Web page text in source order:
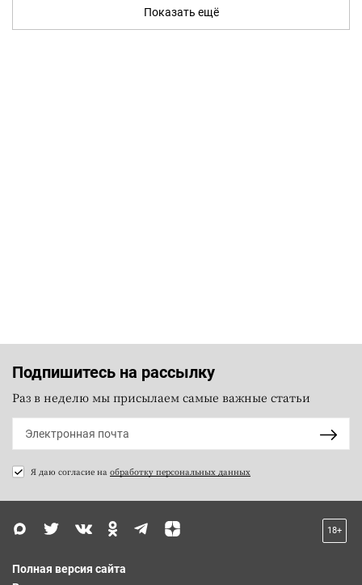
Показать ещё
Подпишитесь на рассылку
Раз в неделю мы присылаем самые важные статьи
Я даю согласие на обработку персональных данных
18+
Полная версия сайта